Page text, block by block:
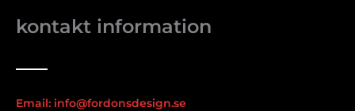
kontakt information
Email: info@fordonsdesign.se